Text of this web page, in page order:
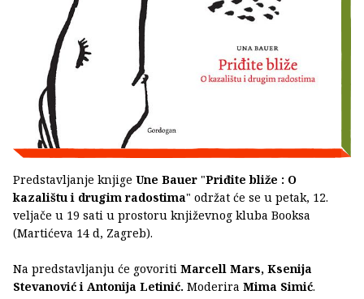
Predstavljanje knjige Une Bauer "Priđite bliže : O
kazalištu i drugim radostima" održat će se u petak, 12.
veljače u 19 sati u prostoru književnog kluba Booksa
(Martićeva 14 d, Zagreb).
Na predstavljanju će govoriti Marcell Mars, Ksenija
Stevanović i Antonija Letinić. Moderira Mima Simić.